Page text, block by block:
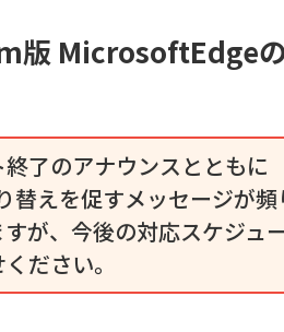
版 MicrosoftEdge
了のアナウンスとともに
替えを促すメッセージが頻
が、今後の対応スケジュ
ださい。